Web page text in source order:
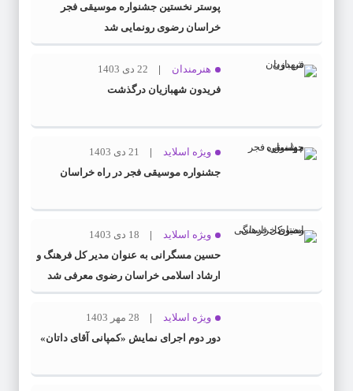
پوستر نخستین جشنواره موسیقی فجر
خراسان رضوی رونمایی شد
هنرمندان
22 دی 1403
فریدون شهبازیان درگذشت
ویژه اسلاید
21 دی 1403
جشنواره موسیقی فجر در راه خراسان
ویژه اسلاید
18 دی 1403
حسین مسگرانی به عنوان مدیر کل فرهنگ و
ارشاد اسلامی خراسان رضوی معرفی شد
ویژه اسلاید
28 مهر 1403
دور دوم اجرای نمایش «کمپانی آقای داتان»